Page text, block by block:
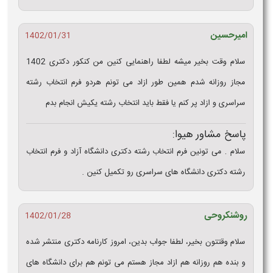
امیرحسین
1402/01/31
سلام وقت بخیر میشه لطفا راهنمایی کنین من کنکور دکتری 1402
مجاز روزانه شدم همین طور ازاد می تونم هردو فرم انتخاب رشته
سراسری و ازاد پر کنم یا فقط باید انتخاب رشته یکیش انجام بدم
پاسخ مشاور هیوا:
سلام . می تونین فرم انتخاب رشته دکتری دانشگاه آزاد و فرم انتخاب
رشته دکتری دانشگاه های سراسری رو تکمیل کنین .
روشنکروحی
1402/01/28
سلام وقتتون بخیر، لطفا جواب بدین، امروز کارنامه دکتری منتشر شده
و بنده هم روزانه هم ازاد مجاز هستم می تونم هم برای دانشگاه های